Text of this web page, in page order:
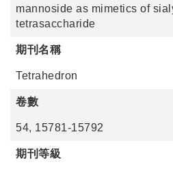
mannoside as mimetics of
tetrasaccharide
期刊名稱
Tetrahedron
卷數
54, 15781-15792
期刊等級